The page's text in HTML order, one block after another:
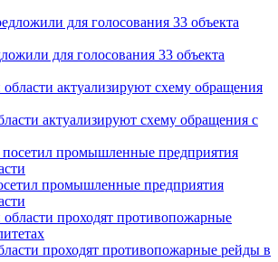
для голосования 33 объекта
актуализируют схему обращения с
промышленные предприятия
проходят противопожарные рейды в